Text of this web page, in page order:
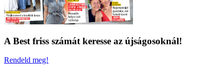
A Best friss számát keresse az újságosoknál!
Rendeld meg!